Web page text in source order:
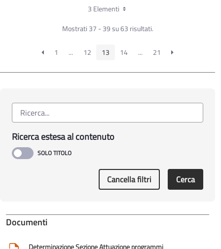
3 Elementi
Mostrati 37 - 39 su 63 risultati.
1 ... 12 13 14 ... 21
Ricerca estesa al contenuto
Cancella filtri Cerca
Documenti
Determinazione Sezione Attuazione programmi